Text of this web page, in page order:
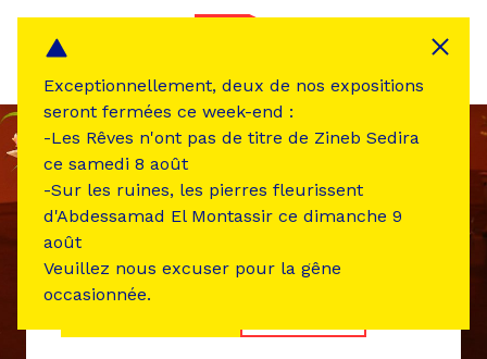
Exceptionnellement, deux de nos expositions
seront fermées ce week-end :
-Les Rêves n'ont pas de titre de Zineb Sedira
ce samedi 8 août
-Sur les ruines, les pierres fleurissent
d'Abdessamad El Montassir ce dimanche 9
août
Veuillez nous excuser pour la gêne
occasionnée.
Panneau de gestion des cookies